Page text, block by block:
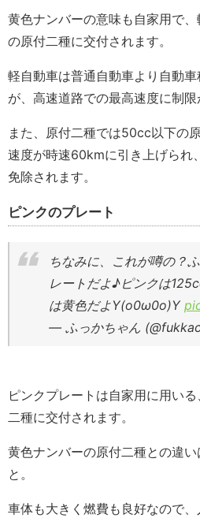
黄色ナンバーの意味も自家用で
の原付二種に交付されます。
軽自動車は普通自動車より自動
が、高速道路での最高速度に制限
また、原付二種では50cc以下の
速度が時速60kmに引き上げられ
免除されます。
ピンクのプレート
ちなみに、これが噂の？
レートだよ♪ピンクは
は黄色だよY(o0ω0o)Y
— ふっかちゃん
ピンクプレートは自家用に用い
二種に交付されます。
黄色ナンバーの原付二種との違
と。
車体も大きく燃費も良好なので